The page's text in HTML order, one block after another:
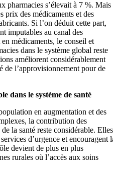
pharmacies s’élevait à 7 %. Mais
prix des médicaments et des
Si l’on déduit cette part,
imputables au canal des
médicaments, le conseil et
dans le système global reste
améliorent considérablement
de l’approvisionnement pour de
dans le système de santé
en augmentation et des
la contribution des
la santé reste considérable. Elles
d’urgence et encouragent
devient de plus en plus
rurales où l’accès aux soins